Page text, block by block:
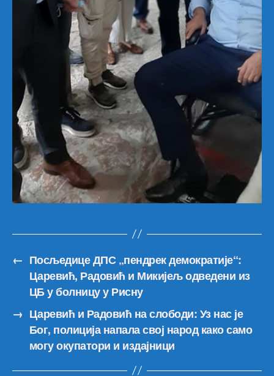
← Посљедице ДПС „пендрек демократије“:
Царевић, Радовић и Микијељ одведени из
ЦБ у болницу у Рисну
→ Царевић и Радовић на слободи: Уз нас је
Бог, полиција напала свој народ како само
могу окупатори и издајници